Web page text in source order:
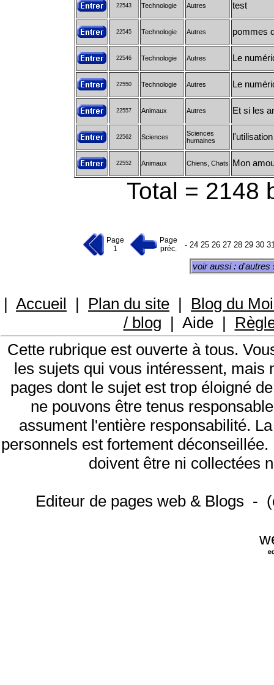
22543 Technologie Autres test
22545 Technologie Autres pommes
22546 Technologie Autres Le
22550 Technologie Autres Le
22557 Animaux Autres Et si les
22562 Sciences
Sciences
humaines
22552 Animaux Chiens, Chats Mon
Total = 2148
Page
1
Page
préc.
- 24 25 26 27 28 29 30
voir aussi :
| Accueil | Plan du site | Blog du
/ blog | Aide|
Cette rubrique est ouverte à tous.
les sujets qui vous intéressent,
pages dont le sujet est trop éloigné
ne pouvons être tenus
assument l'entière responsabilité.
personnels est fortement
doivent être ni collectées
Editeur de pages web & Blogs -